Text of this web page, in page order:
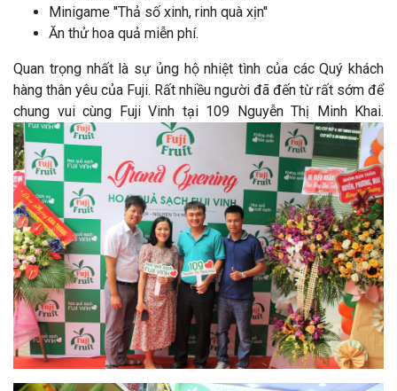
Minigame ''Thả số xinh, rinh quà xịn''
Ăn thử hoa quả miễn phí.
Quan trọng nhất là sự ủng hộ nhiệt tình của các Quý khách
hàng thân yêu của Fuji. Rất nhiều người đã đến từ rất sớm để
chung vui cùng Fuji Vinh tại 109 Nguyễn Thị Minh Khai.